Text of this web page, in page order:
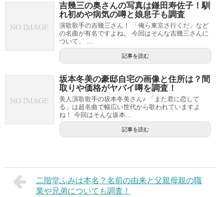
吉幾三の奥さんの写真は鎌田寿佐子！馴
れ初めや病気の噂と娘息子も調査
演歌歌手の吉幾三さん！ 「俺ら東京さ行くだ」など
の名曲が有名ですよね。 今回はそんな吉幾三さんに
ついて、 ...
記事を読む
坂本冬美の豪邸自宅の画像と住所は？間
取りや価格がヤバイ噂を調査！
美人演歌歌手の坂本冬美さん♪ 「また君に恋して
る」は超名曲で幅広い世代から歌われていますよ
ね！ 今回はそんな坂本...
記事を読む
二階堂ふみは本名？名前の由来と父親母親の職
業や兄弟についても調査！